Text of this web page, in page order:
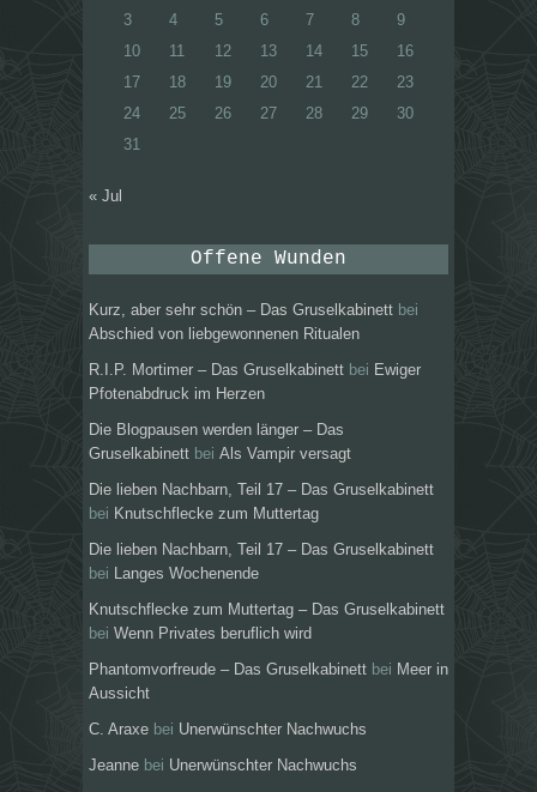
3
4 5 6 7 8
9
10
11 12 13 14 15
16
17
18 19 20 21 22
23
24
25 26 27 28 29
30
31
« Jul
Offene Wunden
Kurz, aber sehr schön – Das Gruselkabinett bei
Abschied von liebgewonnenen Ritualen
R.I.P. Mortimer – Das Gruselkabinett bei Ewiger
Pfotenabdruck im Herzen
Die Blogpausen werden länger – Das
Gruselkabinett bei Als Vampir versagt
Die lieben Nachbarn, Teil 17 – Das Gruselkabinett
bei Knutschflecke zum Muttertag
Die lieben Nachbarn, Teil 17 – Das Gruselkabinett
bei Langes Wochenende
Knutschflecke zum Muttertag – Das Gruselkabinett
bei Wenn Privates beruflich wird
Phantomvorfreude – Das Gruselkabinett bei Meer in
Aussicht
C. Araxe bei Unerwünschter Nachwuchs
Jeanne bei Unerwünschter Nachwuchs